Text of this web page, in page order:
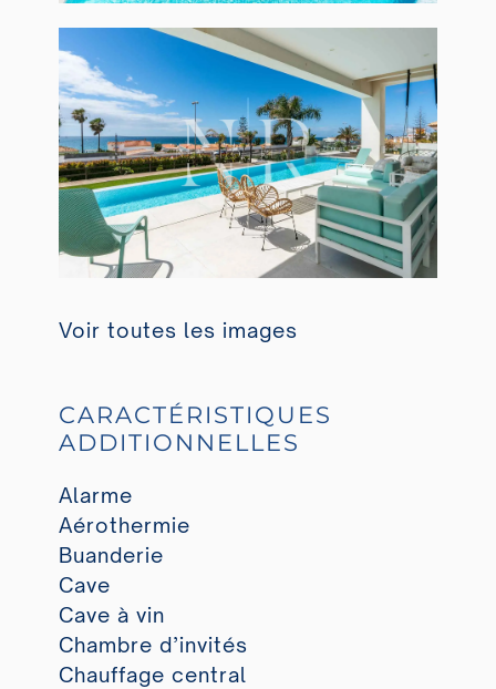
Voir toutes les images
CARACTÉRISTIQUES
ADDITIONNELLES
Alarme
Aérothermie
Buanderie
Cave
Cave à vin
Chambre d’invités
Chauffage central